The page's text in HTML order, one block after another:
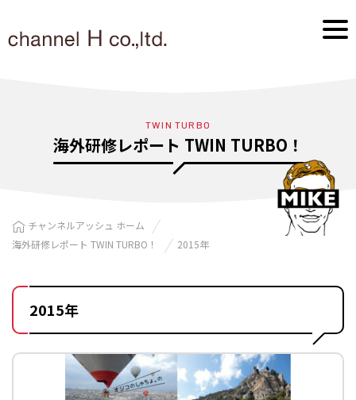
TWIN TURBO
海外研修レポート TWIN TURBO！
チャンネルアッシュ ホーム
海外研修レポート TWIN TURBO！
2015年
2015年